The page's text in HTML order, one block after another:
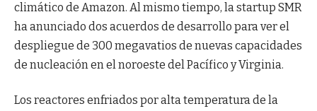
climático de Amazon. Al mismo tiempo, la startup SMR
ha anunciado dos acuerdos de desarrollo para ver el
despliegue de 300 megavatios de nuevas capacidades
de nucleación en el noroeste del Pacífico y Virginia.
Los reactores enfriados por alta temperatura de la